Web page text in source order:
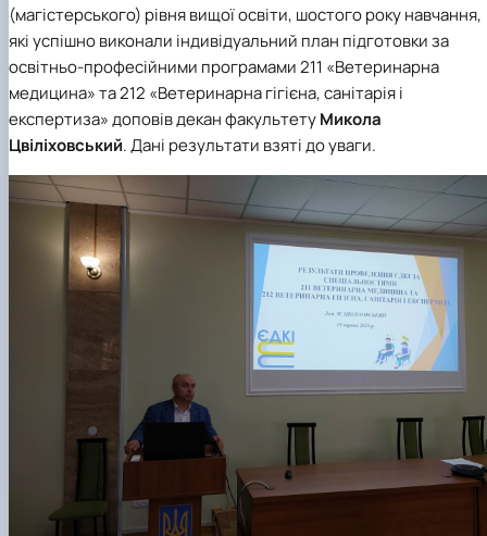
(магістерського) рівня вищої освіти, шостого року навчання,
які успішно виконали індивідуальний план підготовки за
освітньо-професійними програмами 211 «Ветеринарна
медицина» та 212 «Ветеринарна гігієна, санітарія і
експертиза» доповів декан факультетуМикола
Цвіліховський. Дані результати взяті до уваги.